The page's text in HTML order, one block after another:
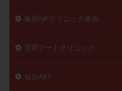
亀田IVFクリニック幕張
京野アートクリニック
仙台ART